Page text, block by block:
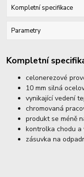
Kompletní specifikace
Parametry
Kompletní
celonerezové
10 mm silná
vynikající vedení
chromovaná
produkt se méně
kontrolka chodu a
zásuvka na